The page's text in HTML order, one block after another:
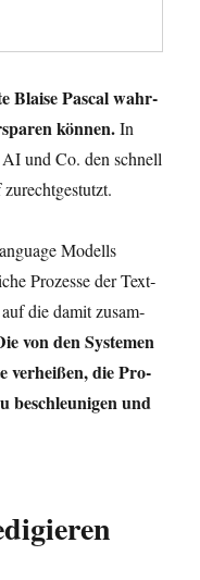
Blai­se Pas­cal wahr­
kön­nen.In
und Co. den schnell
Modells
Pro­zes­se der Text­
die damit zusam­
von den Sys­te­men
ver­hei­ßen, die Pro­
beschleu­ni­gen und